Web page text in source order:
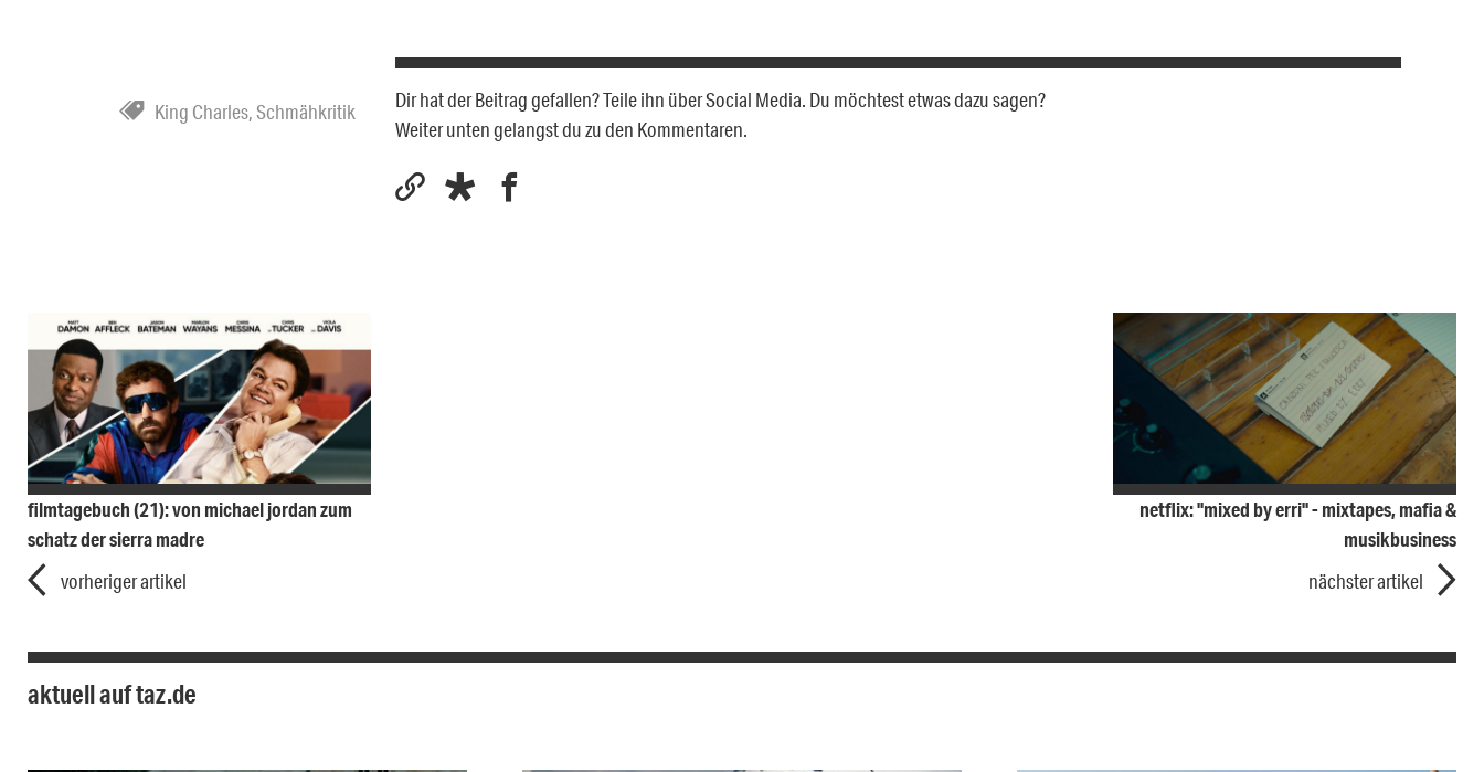
King Charles,Schmähkritik
Dir hat der Beitrag gefallen? Teile ihn über Social Media. Du möchtest etwas dazu sagen?
Weiter unten gelangst du zu den Kommentaren.
filmtagebuch (21): von michael jordan zum
schatz der sierra madre
vorheriger artikel
netflix: "mixed by erri" - mixtapes, mafia &
musikbusiness
nächster artikel
aktuell auf taz.de